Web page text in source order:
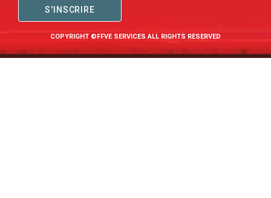
S'INSCRIRE
COPYRIGHT ©FFVE SERVICES ALL RIGHTS RESERVED